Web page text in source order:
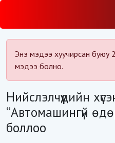
Энэ мэдээ хуучирсан
мэдээ болно.
Нийслэлчүүдийн
“Автомашингүй
боллоо